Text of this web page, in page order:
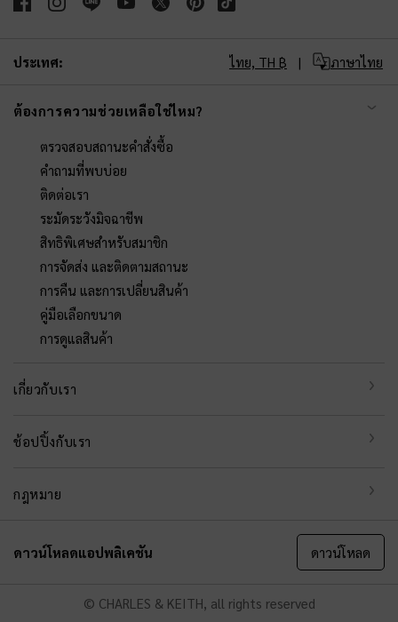
ประเทศ: ไทย, TH ฿ ภาษาไทย
ต้องการความช่วยเหลือใช่ไหม?
ตรวจสอบสถานะคำสั่งซื้อ
คำถามที่พบบ่อย
ติดต่อเรา
ระมัดระวังมิจฉาชีพ
สิทธิพิเศษสำหรับสมาชิก
การจัดส่ง และติดตามสถานะ
การคืน และการเปลี่ยนสินค้า
คู่มือเลือกขนาด
การดูแลสินค้า
เกี่ยวกับเรา
ช้อปปิ้งกับเรา
กฎหมาย
ดาวน์โหลดแอปพลิเคชัน ดาวน์โหลด
© CHARLES & KEITH, all rights reserved